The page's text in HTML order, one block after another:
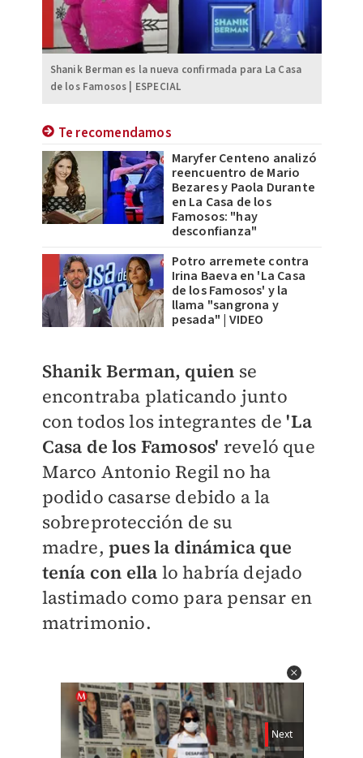
Shanik Berman es la nueva confirmada para La Casa
de los Famosos | ESPECIAL
Te recomendamos
Maryfer Centeno analizó
reencuentro de Mario
Bezares y Paola Durante
en La Casa de los
Famosos: "hay
desconfianza"
Potro arremete contra
Irina Baeva en 'La Casa
de los Famosos' y la
llama "sangrona y
pesada" | VIDEO
Shanik Berman, quien se
encontraba platicando junto
con todos los integrantes de'La
Casa de los Famosos' reveló que
Marco Antonio Regil no ha
podido casarse debido a la
sobreprotección de su
madre, pues la dinámica que
tenía con ella lo habría dejado
lastimado como para pensar en
matrimonio.